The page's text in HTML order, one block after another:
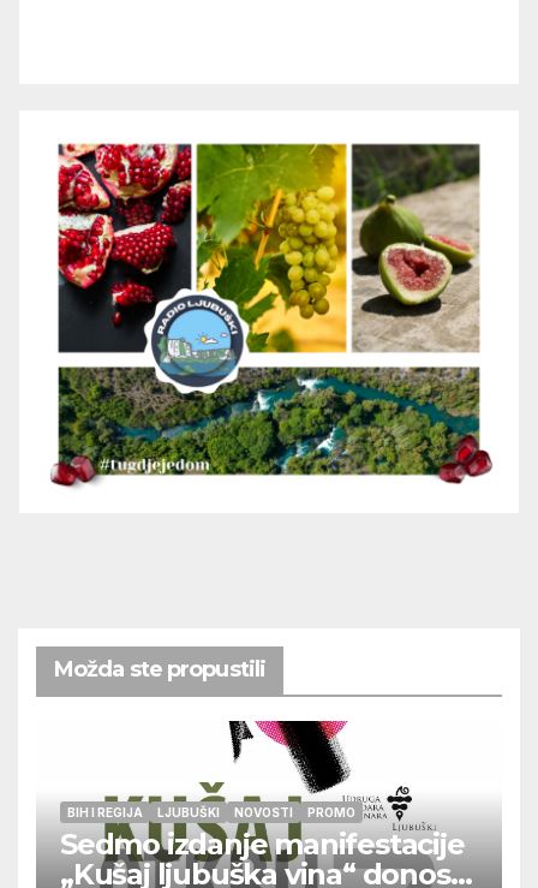
Možda ste propustili
BIH I REGIJA LJUBUŠKI NOVOSTI PROMO
Sedmo izdanje manifestacije
„Kušaj ljubuška vina“ donosi